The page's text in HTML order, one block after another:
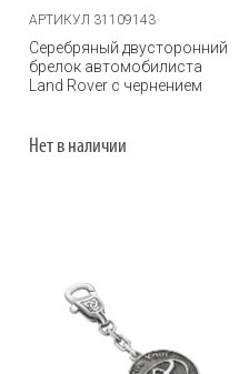
АРТИКУЛ 31109143
Серебряный двусторонний
брелок автомобилиста
Land Rover с чернением
Нет в наличии